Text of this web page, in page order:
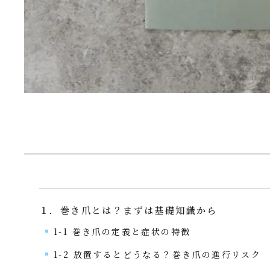
１．巻き爪とは？まずは基礎知識から
1-1 巻き爪の定義と症状の特徴
1-2 放置するとどうなる？巻き爪の進行リスク